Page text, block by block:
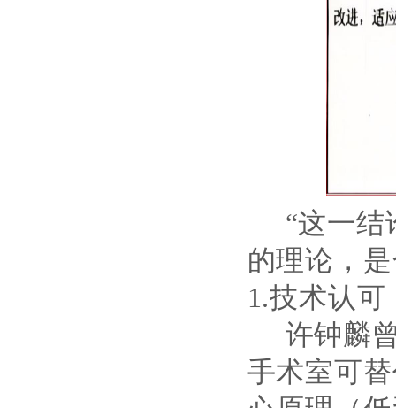
“这一结
的理论，
1.技术认可
许钟麟
手术室可